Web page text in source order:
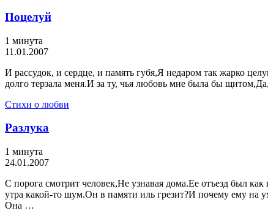
Поцелуй
1 минута
11.01.2007
И рассудок, и сердце, и память губя,Я недаром так жарко
долго терзала меня.И за ту, чья любовь мне была бы
Стихи о любви
Разлука
1 минута
24.01.2007
С порога смотрит человек,Не узнавая дома.Ее отъезд был
утра какой-то шум.Он в памяти иль грезит?И почему ему на
Она …